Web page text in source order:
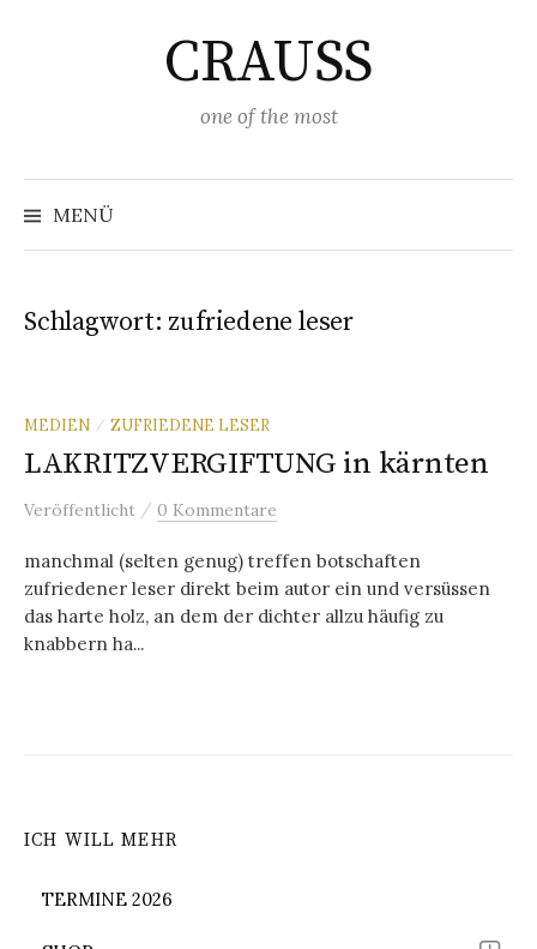
CRAUSS
one of the most
MENÜ
Suchen
Schlagwort: zufriedene leser
MEDIEN / ZUFRIEDENE LESER
LAKRITZVERGIFTUNG in kärnten
Veröffentlicht / 0 Kommentare
manchmal (selten genug) treffen botschaften
zufriedener leser direkt beim autor ein und versüssen
das harte holz, an dem der dichter allzu häufig zu
knabbern ha...
ICH WILL MEHR
TERMINE 2026